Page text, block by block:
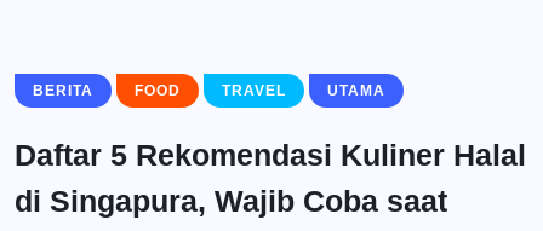
BERITA FOOD TRAVEL UTAMA
Daftar 5 Rekomendasi Kuliner Halal
di Singapura, Wajib Coba saat